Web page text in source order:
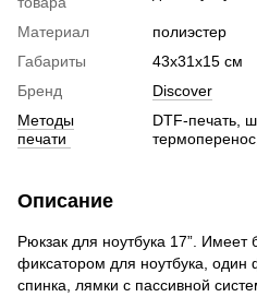
Материал
полиэстер
Габариты
43х31х15 см
Бренд
Discover
Методы
печати
DTF-печать,
Описание
Рюкзак для ноутбука 17”.
фиксатором для ноутбука,
спинка, лямки с пассивной